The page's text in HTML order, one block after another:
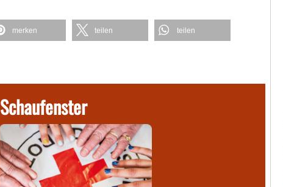
merken teilen teilen
Schaufenster